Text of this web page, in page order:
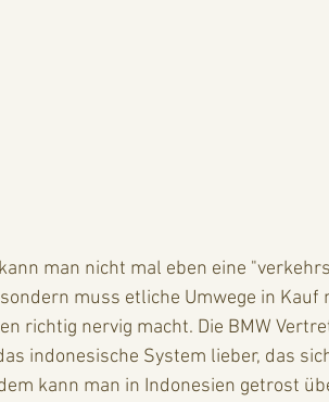
man nicht mal eben eine
muss etliche Umwege in Kauf
richtig nervig macht. Die BMW
indonesische System lieber, das
kann man in Indonesien getrost